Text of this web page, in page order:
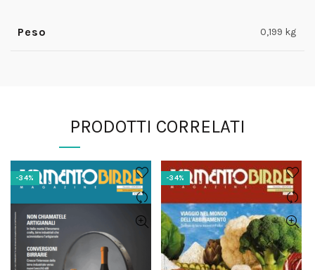
Peso 0,199 kg
PRODOTTI CORRELATI
-34% -34%